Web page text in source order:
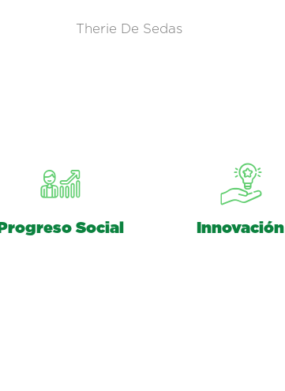
Therie De Sedas
Progreso Social Innovación